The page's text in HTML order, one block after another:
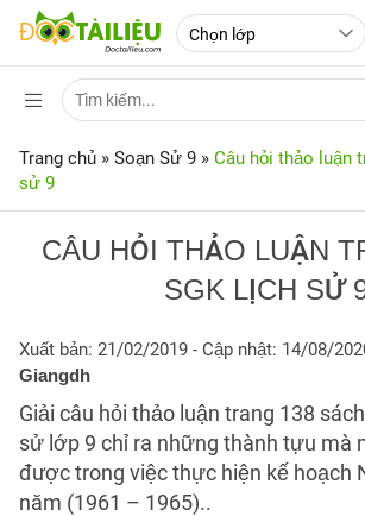
Trang chủ » Soạn Sử 9 » Câu hỏi thảo luận
sử 9
CÂU HỎI THẢO LUẬN
SGK LỊCH SỬ
Xuất bản: 21/02/2019 - Cập nhật: 14/08/
Giangdh
Giải câu hỏi thảo luận trang 138
sử lớp 9 chỉ ra những thành tựu mà
được trong việc thực hiện kế hoạch
năm (1961 – 1965)..